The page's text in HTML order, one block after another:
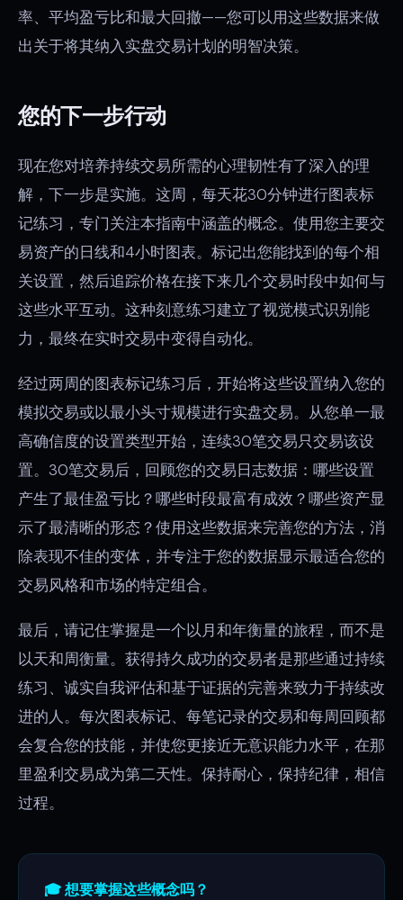
率、平均盈亏比和最大回撤——您可以用这些数据来做
出关于将其纳入实盘交易计划的明智决策。
您的下一步行动
现在您对培养持续交易所需的心理韧性有了深入的理
解，下一步是实施。这周，每天花30分钟进行图表标
记练习，专门关注本指南中涵盖的概念。使用您主要交
易资产的日线和4小时图表。标记出您能找到的每个相
关设置，然后追踪价格在接下来几个交易时段中如何与
这些水平互动。这种刻意练习建立了视觉模式识别能
力，最终在实时交易中变得自动化。
经过两周的图表标记练习后，开始将这些设置纳入您的
模拟交易或以最小头寸规模进行实盘交易。从您单一最
高确信度的设置类型开始，连续30笔交易只交易该设
置。30笔交易后，回顾您的交易日志数据：哪些设置
产生了最佳盈亏比？哪些时段最富有成效？哪些资产显
示了最清晰的形态？使用这些数据来完善您的方法，消
除表现不佳的变体，并专注于您的数据显示最适合您的
交易风格和市场的特定组合。
最后，请记住掌握是一个以月和年衡量的旅程，而不是
以天和周衡量。获得持久成功的交易者是那些通过持续
练习、诚实自我评估和基于证据的完善来致力于持续改
进的人。每次图表标记、每笔记录的交易和每周回顾都
会复合您的技能，并使您更接近无意识能力水平，在那
里盈利交易成为第二天性。保持耐心，保持纪律，相信
过程。
🎓 想要掌握这些概念吗？